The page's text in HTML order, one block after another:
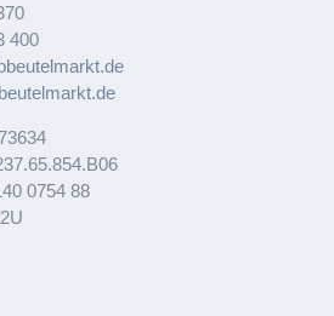
400
0754 88